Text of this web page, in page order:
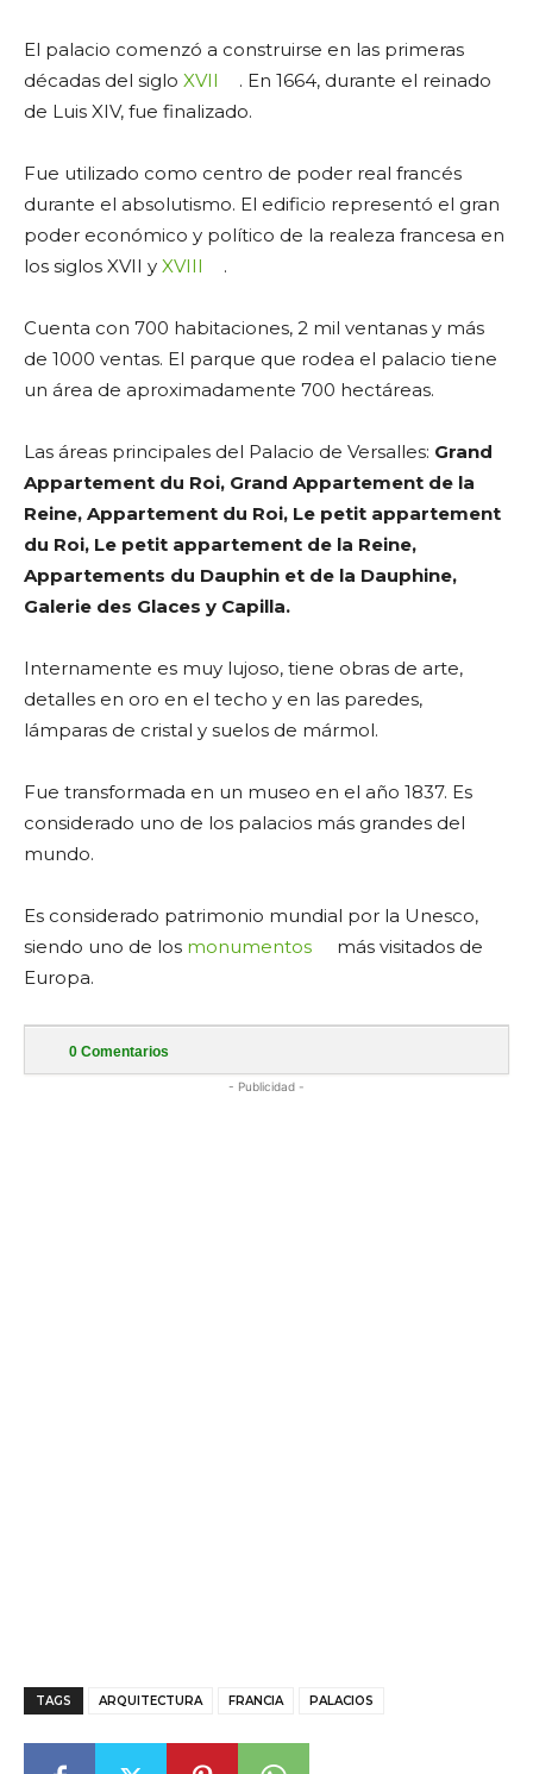
El palacio comenzó a construirse en las primeras
décadas del siglo XVII
. En 1664, durante el reinado
de Luis XIV, fue finalizado.
Fue utilizado como centro de poder real francés
durante el absolutismo. El edificio representó el gran
poder económico y político de la realeza francesa en
los siglos XVII y XVIII .
Cuenta con 700 habitaciones, 2 mil ventanas y más
de 1000 ventas. El parque que rodea el palacio tiene
un área de aproximadamente 700 hectáreas.
Las áreas principales del Palacio de Versalles: Grand
Appartement du Roi, Grand Appartement de la
Reine, Appartement du Roi, Le petit appartement
du Roi, Le petit appartement de la Reine,
Appartements du Dauphin et de la Dauphine,
Galerie des Glaces y Capilla.
Internamente es muy lujoso, tiene obras de arte,
detalles en oro en el techo y en las paredes,
lámparas de cristal y suelos de mármol.
Fue transformada en un museo en el año 1837. Es
considerado uno de los palacios más grandes del
mundo.
Es considerado patrimonio mundial por la Unesco,
siendo uno de los monumentos
más visitados de
Europa.
0 Comentarios
- Publicidad -
TAGS ARQUITECTURA FRANCIA PALACIOS